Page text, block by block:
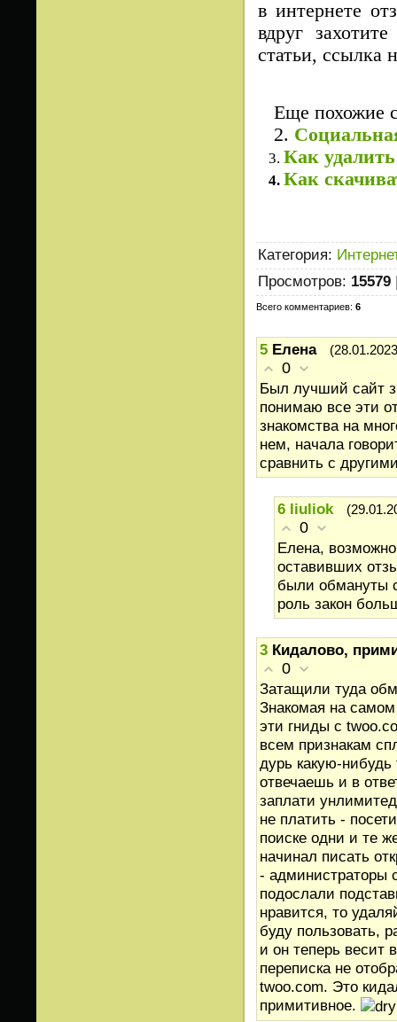
в интернете
вдруг
статьи, ссылка
Еще похожие
2.
3. Как
4. Как
Категория:
Просмотров: 15579
Всего комментариев: 6
5 Елена
0
Был лучший сайт
понимаю все эти
знакомства на
нем, начала
сравнить с
6 liuliok
0
Елена,
оставивших
были обмануты
роль закон
3 Кидалово,
0
Затащили туда
Знакомая на
эти гниды с
всем признакам
дурь какую-
отвечаешь и в
заплати
не платить -
поиске одни и те
начинал писать
- администраторы
подослали
нравится, то
буду пользовать,
и он теперь весит
переписка не
twoo.com. Это
примитивное.